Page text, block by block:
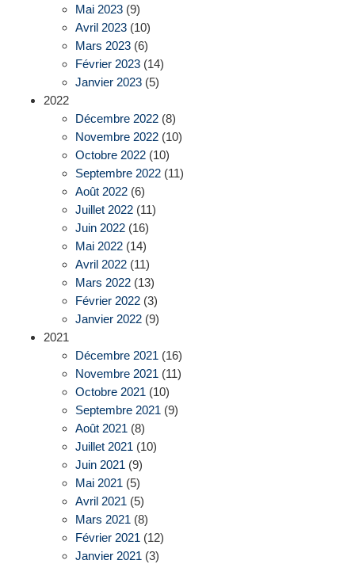
Mai 2023 (9)
Avril 2023 (10)
Mars 2023 (6)
Février 2023 (14)
Janvier 2023 (5)
2022
Décembre 2022 (8)
Novembre 2022 (10)
Octobre 2022 (10)
Septembre 2022 (11)
Août 2022 (6)
Juillet 2022 (11)
Juin 2022 (16)
Mai 2022 (14)
Avril 2022 (11)
Mars 2022 (13)
Février 2022 (3)
Janvier 2022 (9)
2021
Décembre 2021 (16)
Novembre 2021 (11)
Octobre 2021 (10)
Septembre 2021 (9)
Août 2021 (8)
Juillet 2021 (10)
Juin 2021 (9)
Mai 2021 (5)
Avril 2021 (5)
Mars 2021 (8)
Février 2021 (12)
Janvier 2021 (3)